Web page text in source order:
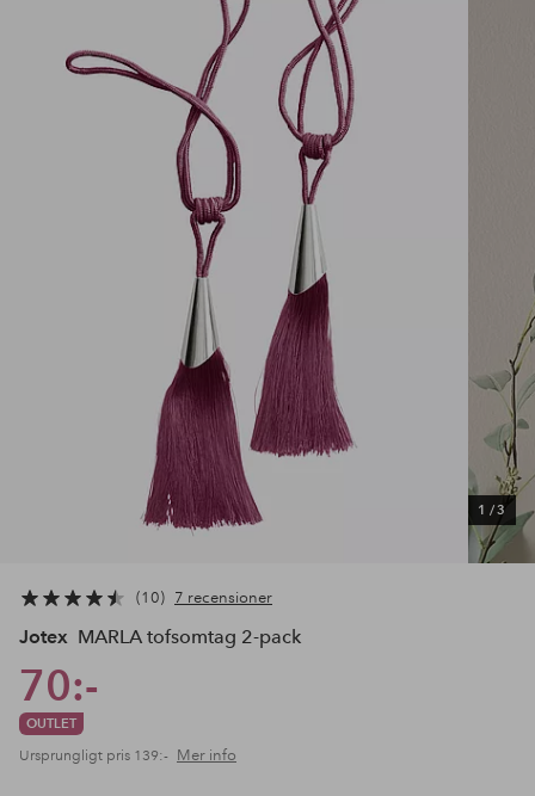
1 /3
10 7 recensioner
Jotex MARLA tofsomtag 2-pack
70:-
OUTLET
Ursprungligt pris 139:- Mer info